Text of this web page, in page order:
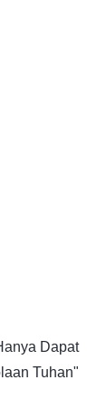
Dapat
Tuhan"